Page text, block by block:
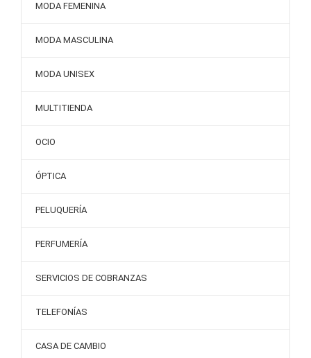
MODA FEMENINA
MODA MASCULINA
MODA UNISEX
MULTITIENDA
OCIO
ÓPTICA
PELUQUERÍA
PERFUMERÍA
SERVICIOS DE COBRANZAS
TELEFONÍAS
CASA DE CAMBIO